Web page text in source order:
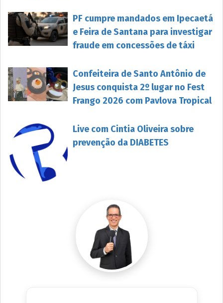
PF cumpre mandados em Ipecaetá
e Feira de Santana para investigar
fraude em concessões de táxi
Confeiteira de Santo Antônio de
Jesus conquista 2º lugar no Fest
Frango 2026 com Pavlova Tropical
Live com Cintia Oliveira sobre
prevenção da DIABETES